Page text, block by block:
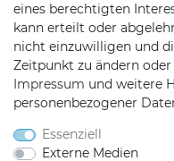
eines berechtigten
kann erteilt oder
nicht einzuwilligen und
Zeitpunkt zu ändern
Impressum und weitere
personenbezogener
Essenziell
Externe Medien